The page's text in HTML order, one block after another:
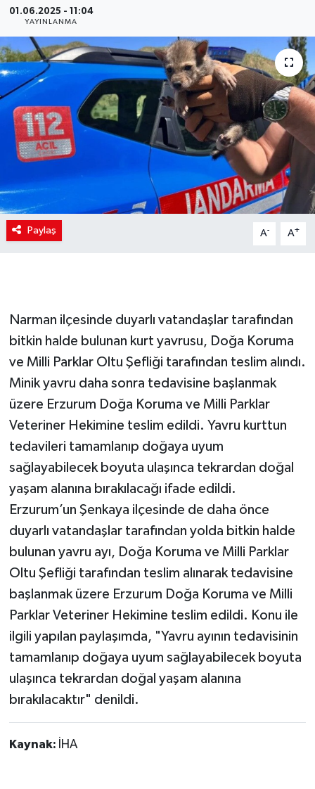
01.06.2025 - 11:04
YAYINLANMA
Paylaş A- A+
Narman ilçesinde duyarlı vatandaşlar tarafından
bitkin halde bulunan kurt yavrusu, Doğa Koruma
ve Milli Parklar Oltu Şefliği tarafından teslim alındı.
Minik yavru daha sonra tedavisine başlanmak
üzere Erzurum Doğa Koruma ve Milli Parklar
Veteriner Hekimine teslim edildi. Yavru kurttun
tedavileri tamamlanıp doğaya uyum
sağlayabilecek boyuta ulaşınca tekrardan doğal
yaşam alanına bırakılacağı ifade edildi.
Erzurum’un Şenkaya ilçesinde de daha önce
duyarlı vatandaşlar tarafından yolda bitkin halde
bulunan yavru ayı, Doğa Koruma ve Milli Parklar
Oltu Şefliği tarafından teslim alınarak tedavisine
başlanmak üzere Erzurum Doğa Koruma ve Milli
Parklar Veteriner Hekimine teslim edildi. Konu ile
ilgili yapılan paylaşımda, "Yavru ayının tedavisinin
tamamlanıp doğaya uyum sağlayabilecek boyuta
ulaşınca tekrardan doğal yaşam alanına
bırakılacaktır" denildi.
Kaynak: İHA